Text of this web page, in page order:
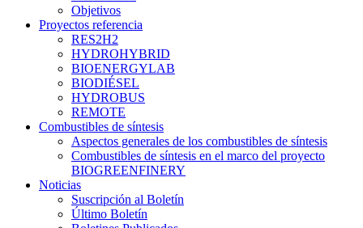
Objetivos
Proyectos referencia
RES2H2
HYDROHYBRID
BIOENERGYLAB
BIODIÉSEL
HYDROBUS
REMOTE
Combustibles de síntesis
Aspectos generales de los combustibles de síntesis
Combustibles de síntesis en el marco del proyecto
BIOGREENFINERY
Noticias
Suscripción al Boletín
Último Boletín